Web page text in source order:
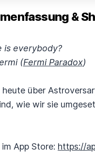
&
is everybody?
(Fermi Paradox)
heute über
wie wir sie
App Store: https://